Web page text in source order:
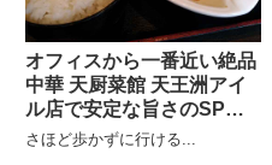
オフィスから一番近い絶品
中華 天厨菜館 天王洲アイ
ル店で安定な旨さのSPラ
ンチA
さほど歩かずに行ける...